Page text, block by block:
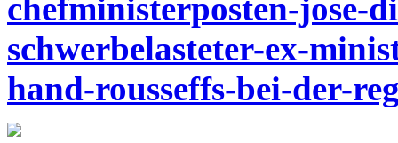
chefministerposten-jose-
schwerbelasteter-ex-
hand-rousseffs-bei-der-